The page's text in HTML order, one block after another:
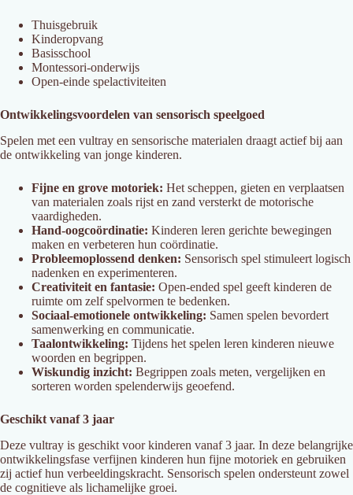
Thuisgebruik
Kinderopvang
Basisschool
Montessori-onderwijs
Open-einde spelactiviteiten
Ontwikkelingsvoordelen van sensorisch speelgoed
Spelen met een vultray en sensorische materialen draagt actief bij aan
de ontwikkeling van jonge kinderen.
Fijne en grove motoriek: Het scheppen, gieten en verplaatsen
van materialen zoals rijst en zand versterkt de motorische
vaardigheden.
Hand-oogcoördinatie: Kinderen leren gerichte bewegingen
maken en verbeteren hun coördinatie.
Probleemoplossend denken: Sensorisch spel stimuleert logisch
nadenken en experimenteren.
Creativiteit en fantasie: Open-ended spel geeft kinderen de
ruimte om zelf spelvormen te bedenken.
Sociaal-emotionele ontwikkeling: Samen spelen bevordert
samenwerking en communicatie.
Taalontwikkeling: Tijdens het spelen leren kinderen nieuwe
woorden en begrippen.
Wiskundig inzicht: Begrippen zoals meten, vergelijken en
sorteren worden spelenderwijs geoefend.
Geschikt vanaf 3 jaar
Deze vultray is geschikt voor kinderen vanaf 3 jaar. In deze belangrijke
ontwikkelingsfase verfijnen kinderen hun fijne motoriek en gebruiken
zij actief hun verbeeldingskracht. Sensorisch spelen ondersteunt zowel
de cognitieve als lichamelijke groei.